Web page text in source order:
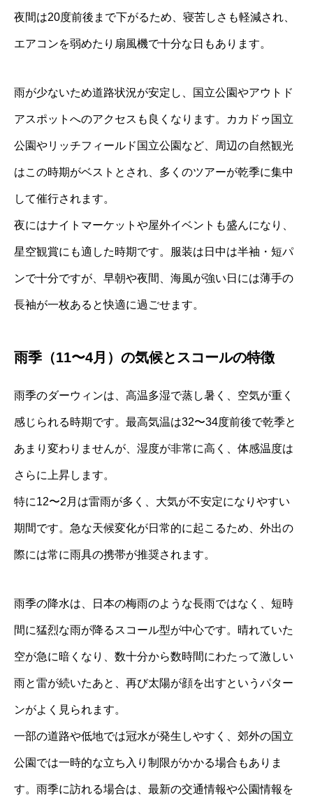
夜間は20度前後まで下がるため、寝苦しさも軽減され、
エアコンを弱めたり扇風機で十分な日もあります。
雨が少ないため道路状況が安定し、国立公園やアウトド
アスポットへのアクセスも良くなります。カカドゥ国立
公園やリッチフィールド国立公園など、周辺の自然観光
はこの時期がベストとされ、多くのツアーが乾季に集中
して催行されます。
夜にはナイトマーケットや屋外イベントも盛んになり、
星空観賞にも適した時期です。服装は日中は半袖・短パ
ンで十分ですが、早朝や夜間、海風が強い日には薄手の
長袖が一枚あると快適に過ごせます。
雨季（11〜4月）の気候とスコールの特徴
雨季のダーウィンは、高温多湿で蒸し暑く、空気が重く
感じられる時期です。最高気温は32〜34度前後で乾季と
あまり変わりませんが、湿度が非常に高く、体感温度は
さらに上昇します。
特に12〜2月は雷雨が多く、大気が不安定になりやすい
期間です。急な天候変化が日常的に起こるため、外出の
際には常に雨具の携帯が推奨されます。
雨季の降水は、日本の梅雨のような長雨ではなく、短時
間に猛烈な雨が降るスコール型が中心です。晴れていた
空が急に暗くなり、数十分から数時間にわたって激しい
雨と雷が続いたあと、再び太陽が顔を出すというパター
ンがよく見られます。
一部の道路や低地では冠水が発生しやすく、郊外の国立
公園では一時的な立ち入り制限がかかる場合もありま
す。雨季に訪れる場合は、最新の交通情報や公園情報を